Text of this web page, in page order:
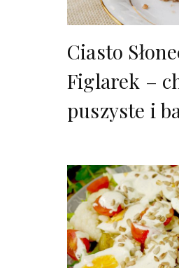
Ciasto
Figlarek –
puszyste i